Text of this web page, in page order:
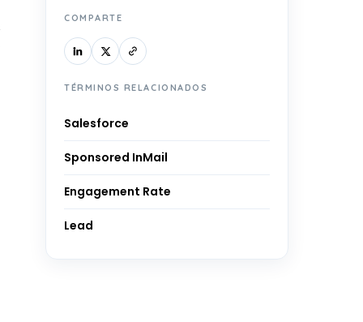
COMPARTE
TÉRMINOS RELACIONADOS
Salesforce
Sponsored InMail
Engagement Rate
Lead